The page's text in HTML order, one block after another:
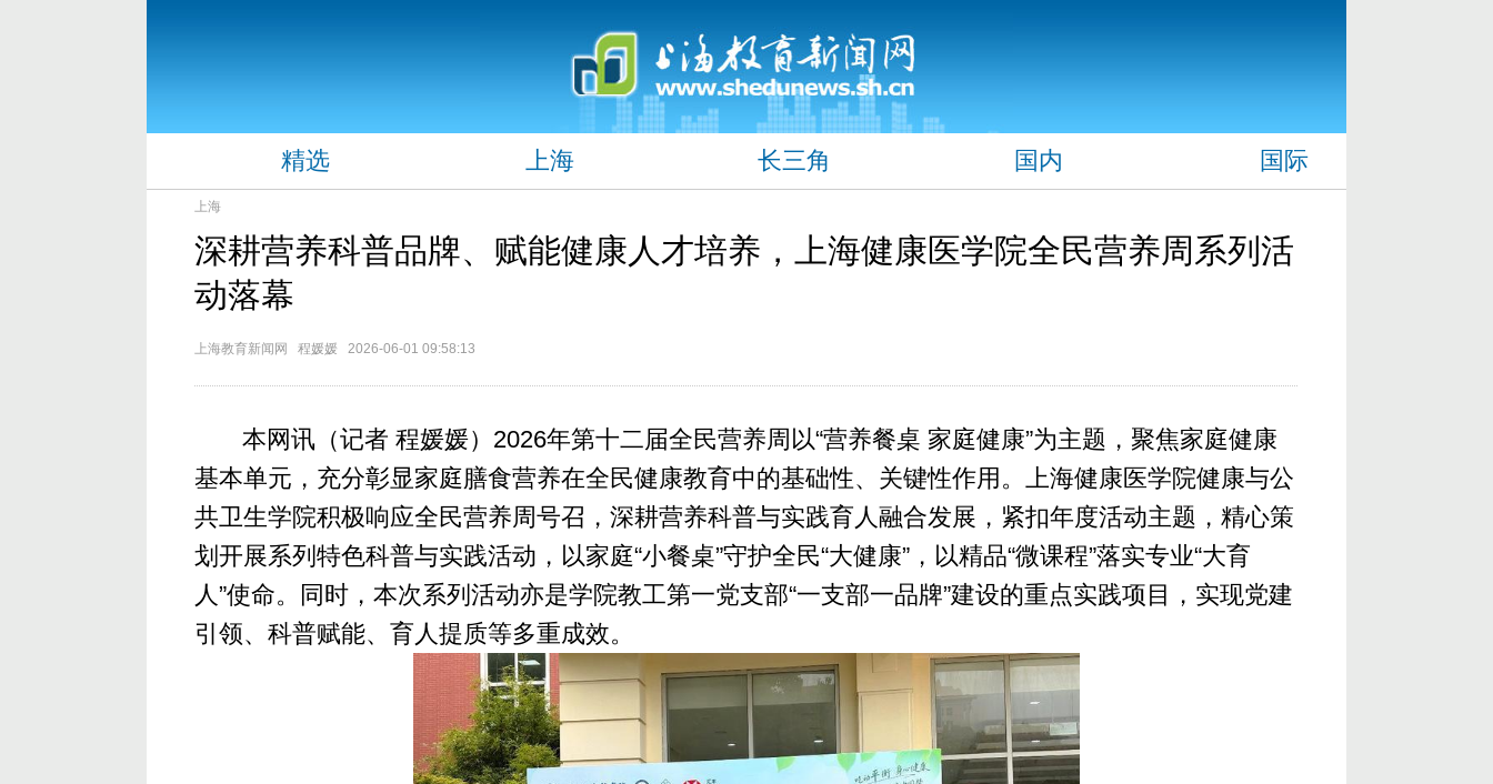
精选 上海 长三角 国内 国际
上海
深耕营养科普品牌、赋能健康人才培养，上海健康医学院全民营养周系列活
动落幕
上海教育新闻网 程媛媛 2026-06-01 09:58:13
本网讯（记者 程媛媛）2026年第十二届全民营养周以“营养餐桌 家庭健康”为主题，聚焦家庭健康
基本单元，充分彰显家庭膳食营养在全民健康教育中的基础性、关键性作用。上海健康医学院健康与公
共卫生学院积极响应全民营养周号召，深耕营养科普与实践育人融合发展，紧扣年度活动主题，精心策
划开展系列特色科普与实践活动，以家庭“小餐桌”守护全民“大健康”，以精品“微课程”落实专业“大育
人”使命。同时，本次系列活动亦是学院教工第一党支部“一支部一品牌”建设的重点实践项目，实现党建
引领、科普赋能、育人提质等多重成效。